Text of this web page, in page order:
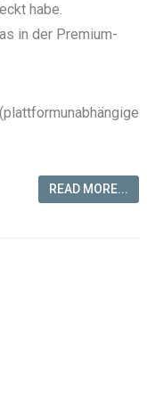
habe.
in der Premium-
READ MORE...